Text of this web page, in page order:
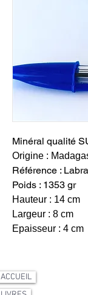
Minéral qualité
Origine :
Référence :
Poids : 1353 gr
Hauteur : 14 cm
Largeur : 8 cm
Epaisseur : 4 cm
ACCUEIL